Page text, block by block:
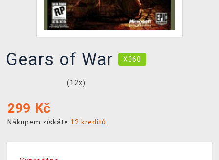
VÝKUP HER (BAZAR)
Gears of War X360
(12x)
299 Kč
Nákupem získáte 12 kreditů